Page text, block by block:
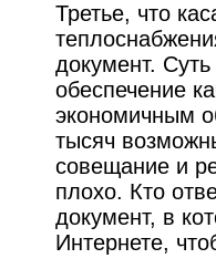
Третье, что
документ.
обеспечение
экономичным
тысяч
совещание и
плохо. Кто
документ, в
Интернете,